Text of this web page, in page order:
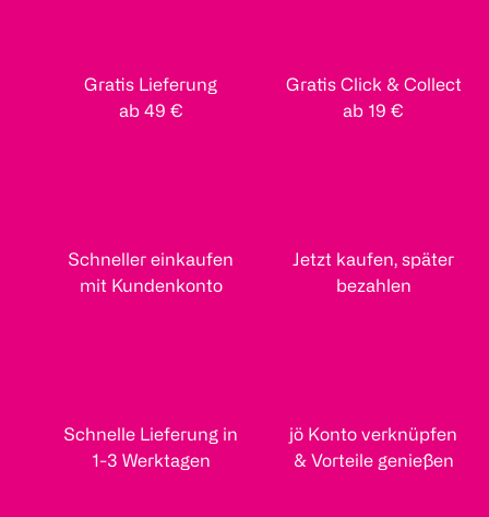
Gratis Lieferung
ab 49 €
Gratis Click & Collect
ab 19 €
Schneller einkaufen
mit Kundenkonto
Jetzt kaufen, später
bezahlen
Schnelle Lieferung in
1-3 Werktagen
jö Konto verknüpfen
& Vorteile genießen